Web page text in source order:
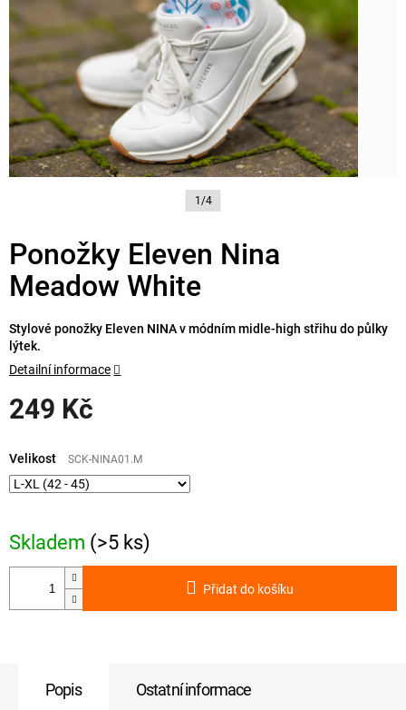
1/4
Ponožky Eleven Nina
Meadow White
249 Kč
cena:
Skladem (>5 ks)
Velikost SCK-NINA01.M
Přidat do košíku
Stylové ponožky Eleven NINA v módním midle-high střihu do půlky
lýtek.
Detailní informace
Popis Ostatní informace